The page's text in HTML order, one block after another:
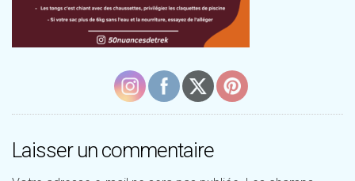
Laisser un commentaire